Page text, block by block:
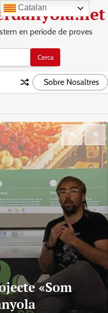
en període de proves
Sobre Nosaltres
«Som
Catalan